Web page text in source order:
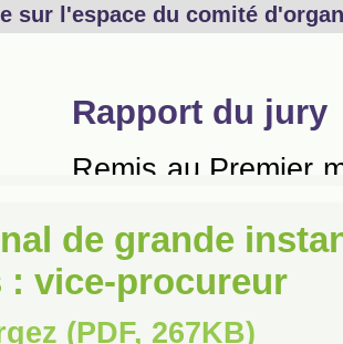
de grande
: vice-procureur
(PDF, 267KB)